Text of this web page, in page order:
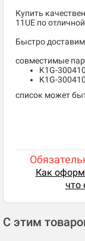
Купить
11UE по
Быстро
совместимые
K1G-
K1G-
список может
Как
что
С этим